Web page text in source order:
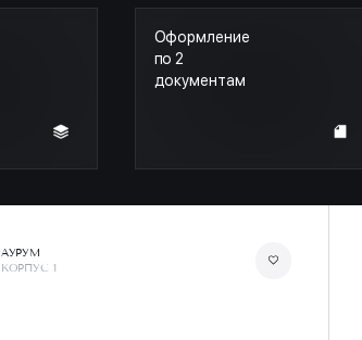
Оформление
по 2
документам
АУРУМ
КОРПУС 1